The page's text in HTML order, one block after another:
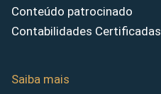
Conteúdo patrocinado
Contabilidades Certificadas
Saiba mais